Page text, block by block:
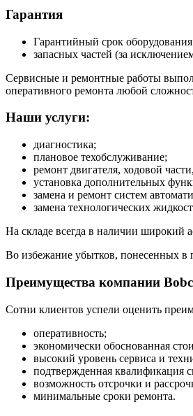
Гарантия
Гарантийный срок
запасных частей (за
Сервисные и ремонтные работы
оперативного ремонта любой
Наши услуги:
диагностика;
плановое техобслуживание;
ремонт двигателя, ходовой
установка дополнительных
замена и ремонт систем
замена технологических
На складе всегда в наличии широкий
Во избежание убытков, понесенных в
Преимущества компании
Сотни клиентов успели оценить
оперативность;
экономически обоснованная
высокий уровень сервиса и
подтвержденная квалификация
возможность отсрочки и
минимальные сроки ремонта.